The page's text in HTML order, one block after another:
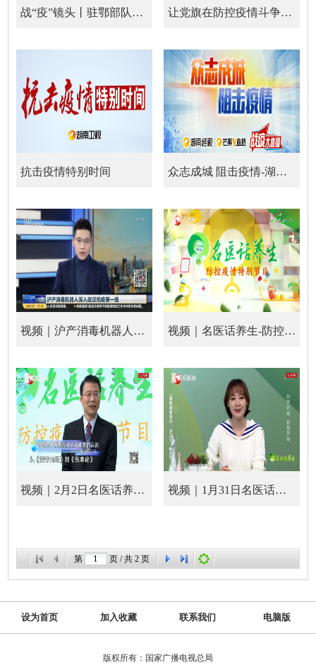
战“疫”镜头丨驻鄂部队出动直升机支援湖北防疫医疗物资转运... 让党旗在防控疫情斗争第一线高高飘扬 “广电好师傅”为华容...
抗击疫情特别时间 众志成城 阻击疫情-湖南“战疫”大直播
视频｜沪产消毒机器人深入武汉抗疫第一线 视频｜名医话养生-防控疫情特别节目
视频｜2月2日名医话养生-防控疫情特别节目 视频｜1月31日名医话养生-防控疫情特别节目
第 页 / 共 2页
设为首页 加入收藏 联系我们 电脑版
版权所有：国家广播电视总局